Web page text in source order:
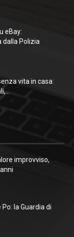
eBay:
dalla Polizia
vita in casa:
improvviso,
la Guardia di